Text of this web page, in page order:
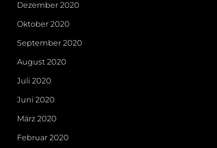
Dezember 2020
Oktober 2020
September 2020
August 2020
Juli 2020
Juni 2020
März 2020
Februar 2020